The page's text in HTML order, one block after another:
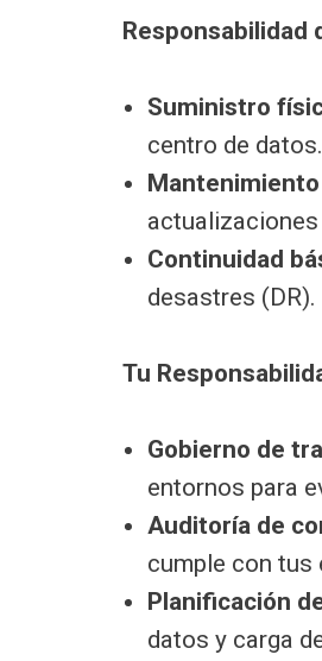
Responsabilidad
Suministro
centro de datos.
Continuidad
desastres (DR).
Tu
Gobierno de
entornos para
Auditoría de
cumple con tus
Planificación
datos y carga